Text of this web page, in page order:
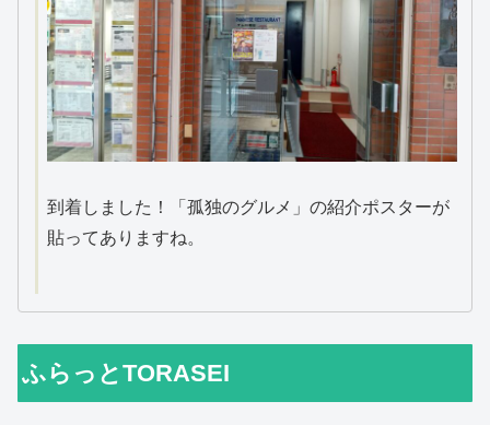
到着しました！「孤独のグルメ」の紹介ポスターが
貼ってありますね。
ふらっとTORASEI